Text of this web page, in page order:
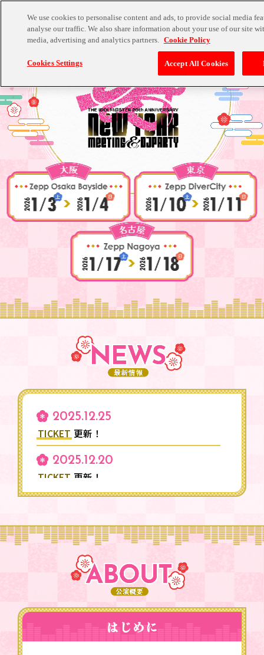
2025.12.25
TICKET 更新！
2025.12.20
TICKET 更新！
ついて・公演について） 更新！
2025.12.1
TICKET ATTENTION Q&A
2025.11.26
「THE IDOLM@STER 20th ANNIVERSARY
NEW YEAR MEETING & DJ PARTY」公式サ
はじめに
We use cookies to personalise content and ads, to provide social media
analyse our traffic. We also share information about your use of our site
media, advertising and analytics partners. Cookie Policy
Cookies Settings Accept All Cookies